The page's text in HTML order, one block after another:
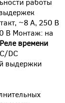
~8 А, 250 В
В Монтаж: на
Реле времени
DC
выдержки